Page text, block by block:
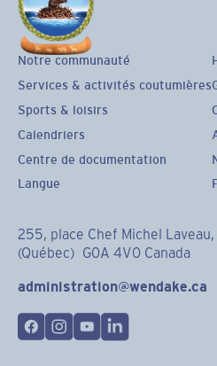
255, place Chef Michel Laveau,
(Québec) G0A 4V0 Canada
administration@wendake.ca
Notre communauté
Services & activités coutumières
Sports & loisirs
Calendriers
Centre de documentation
Langue